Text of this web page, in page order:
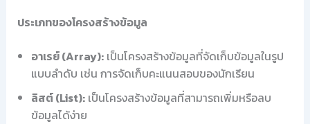
ประเภทของโครงสร้างข้อมูล
อาเรย์ (Array):เป็นโครงสร้างข้อมูลที่จัดเก็บข้อมูลในรูป
แบบลำดับ เช่น การจัดเก็บคะแนนสอบของนักเรียน
ลิสต์ (List):เป็นโครงสร้างข้อมูลที่สามารถเพิ่มหรือลบ
ข้อมูลได้ง่าย